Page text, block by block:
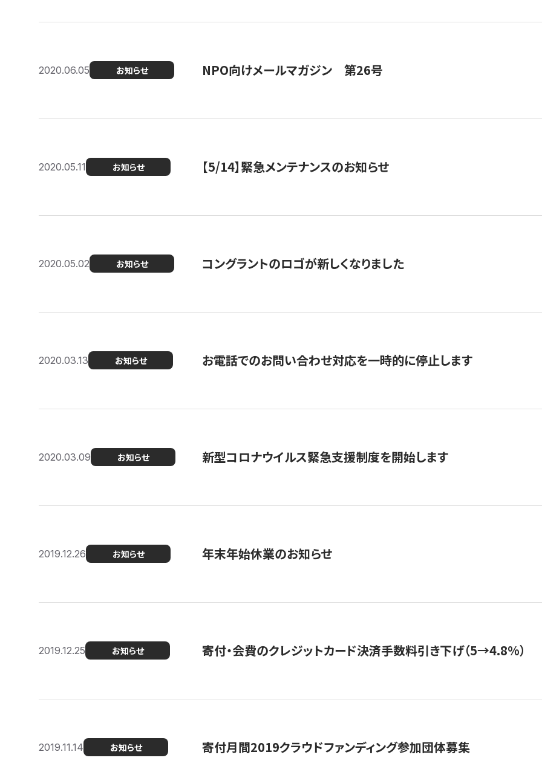
2020.06.05 お知らせ NPO向けメールマガジン 第26号
2020.05.11 お知らせ 【5/14】緊急メンテナンスのお知らせ
2020.05.02 お知らせ コングラントのロゴが新しくなりました
2020.03.13 お知らせ お電話でのお問い合わせ対応を一時的に停止します
2020.03.09 お知らせ 新型コロナウイルス緊急支援制度を開始します
2019.12.26 お知らせ 年末年始休業のお知らせ
2019.12.25 お知らせ 寄付・会費のクレジットカード決済手数料引き下げ（5→4.8%）
2019.11.14 お知らせ 寄付月間2019クラウドファンディング参加団体募集